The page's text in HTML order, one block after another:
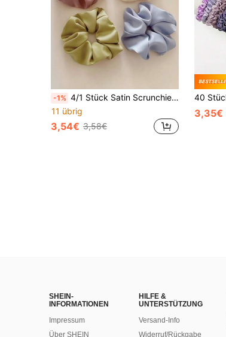
-1% 4/1 Stück Satin Scrunchie, Blau/Weiß/Grün/Rosa, hochwertig elegant modisch vielseitig einfarbig glänzend Haargummis, geeignet für tägliche Pferdeschwanz Frisur Dekoration elastische Haargummis Schule
11 übrig
3,54€ 3,58€
3,35€
SHEIN-
INFORMATIONEN
Impressum
Über SHEIN
HILFE &
UNTERSTÜTZUNG
Versand-Info
Widerruf/Rückgabe